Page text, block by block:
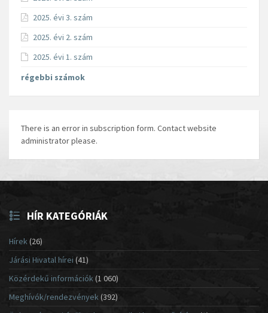
2025. évi 3. szám
2025. évi 2. szám
2025. évi 1. szám
régebbi számok
There is an error in subscription form. Contact website
administrator please.
HÍR KATEGÓRIÁK
Hírek(26)
Járási Hivatal hírei (41)
Közérdekű információk(1 060)
Meghívók/rendezvények (392)